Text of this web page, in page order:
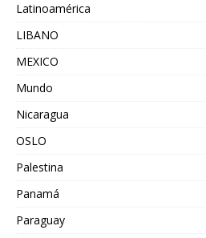
Latinoamérica
LIBANO
MEXICO
Mundo
Nicaragua
OSLO
Palestina
Panamá
Paraguay